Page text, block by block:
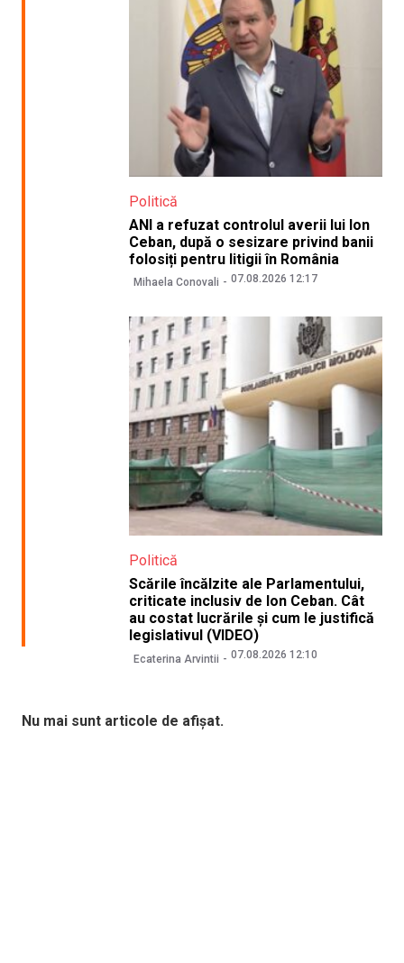
Politică
ANI a refuzat controlul averii lui Ion
Ceban, după o sesizare privind banii
folosiți pentru litigii în România
Mihaela Conovali 07.08.2026 12:17
Politică
Scările încălzite ale Parlamentului,
criticate inclusiv de Ion Ceban. Cât
au costat lucrările și cum le justifică
legislativul (VIDEO)
Ecaterina Arvintii 07.08.2026 12:10
Nu mai sunt articole de afișat.